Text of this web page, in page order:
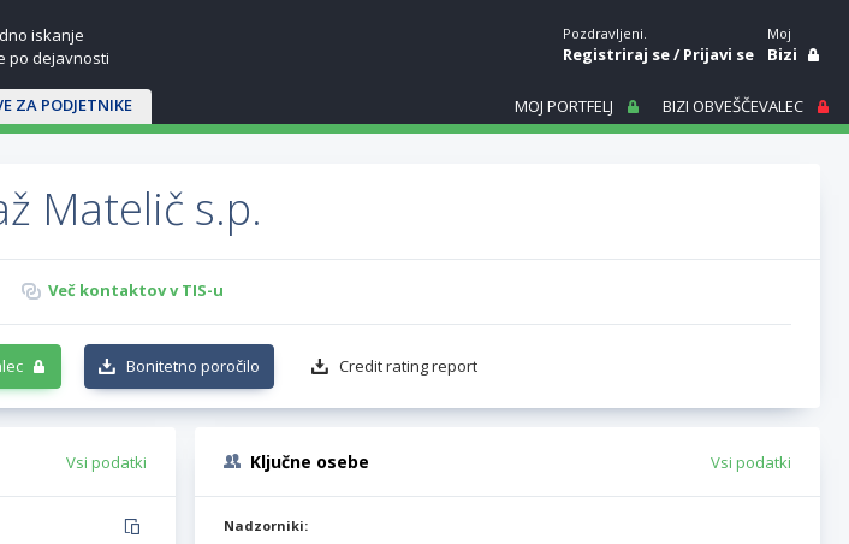
iskanje
po dejavnosti
ZA PODJETNIKE
Pozdravljeni.
Registriraj se/Prijavi se
Moj
Bizi
MOJ PORTFELJ BIZI OBVEŠČEVALEC
Matelič s.p.
Več kontaktov v TIS-u
Bonitetno poročilo Credit rating report
Vsi podatki Ključne osebe Vsi podatki
Nadzorniki: